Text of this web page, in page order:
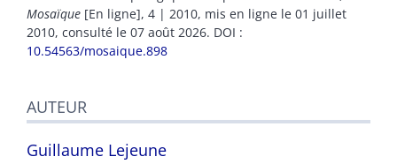
Mosaïque [En ligne], 4 | 2010, mis en ligne le 01 juillet
2010, consulté le 07 août 2026. DOI :
10.54563/mosaique.898
AUTEUR
Guillaume Lejeune